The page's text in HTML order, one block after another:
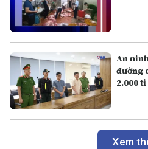
An
đường
2.000
Xem